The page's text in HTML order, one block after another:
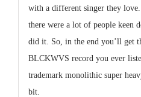
with a different singer they love.
there were a lot of people keen
did it. So, in the end you’ll get
BLCKWVS record you ever
trademark monolithic super
bit.